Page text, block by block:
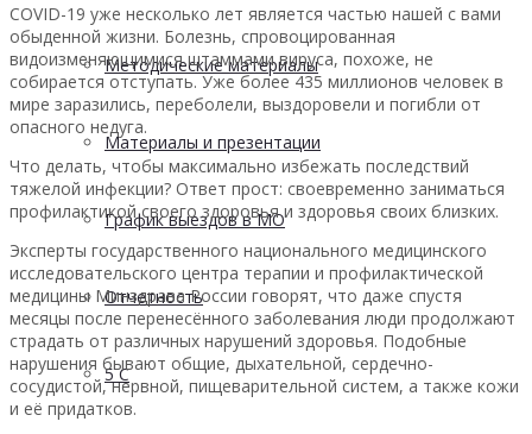
Методические материалы
Материалы и презентации
График выездов в МО
Отчетность
5 С
COVID-19 уже несколько лет является частью нашей с вами
обыденной жизни. Болезнь, спровоцированная
видоизменяющимися штаммами вируса, похоже, не
собирается отступать. Уже более 435 миллионов человек в
мире заразились, переболели, выздоровели и погибли от
опасного недуга.
Что делать, чтобы максимально избежать последствий
тяжелой инфекции? Ответ прост: своевременно заниматься
профилактикой своего здоровья и здоровья своих близких.
Эксперты государственного национального медицинского
исследовательского центра терапии и профилактической
медицины Минздрава России говорят, что даже спустя
месяцы после перенесённого заболевания люди продолжают
страдать от различных нарушений здоровья. Подобные
нарушения бывают общие, дыхательной, сердечно-
сосудистой, нервной, пищеварительной систем, а также кожи
и её придатков.